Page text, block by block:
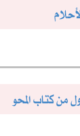
من كتاب المحو